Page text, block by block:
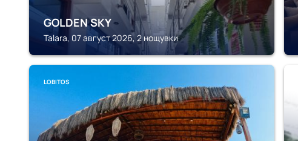
GOLDEN SKY
Talara, 07 август 2026, 2 нощувки
LOBITOS